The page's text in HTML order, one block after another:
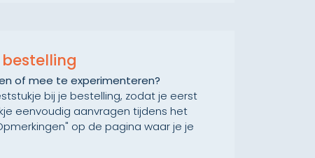
of mee te experimenteren?
bij je bestelling, zodat je eerst
eenvoudig aanvragen tijdens het
op de pagina waar je je